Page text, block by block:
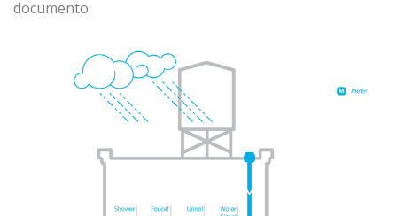
documento: